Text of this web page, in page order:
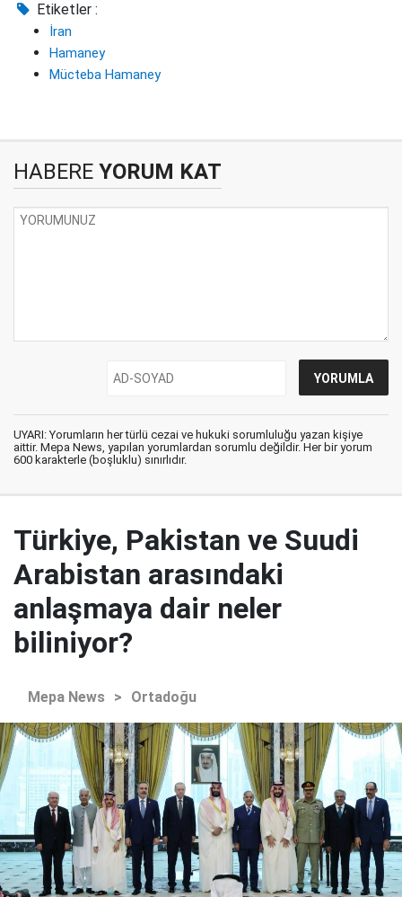
Etiketler :
İran
Hamaney
Mücteba Hamaney
HABERE YORUM KAT
UYARI: Yorumların her türlü cezai ve hukuki sorumluluğu yazan kişiye
aittir. Mepa News, yapılan yorumlardan sorumlu değildir. Her bir yorum
600 karakterle (boşluklu) sınırlıdır.
Türkiye, Pakistan ve Suudi
Arabistan arasındaki
anlaşmaya dair neler
biliniyor?
Mepa News > Ortadoğu